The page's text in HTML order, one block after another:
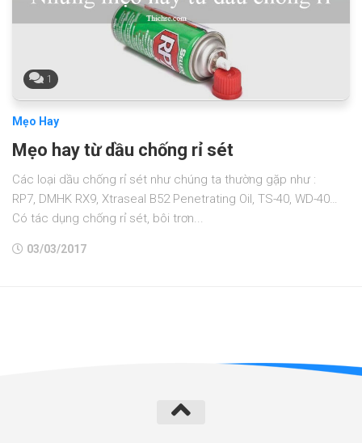
1
Mẹo Hay
Mẹo hay từ dầu chống rỉ sét
Các loại dầu chống rỉ sét như chúng ta thường gặp như :
RP7, DMHK RX9, Xtraseal B52 Penetrating Oil, TS-40, WD-40…
Có tác dụng chống rỉ sét, bôi trơn...
03/03/2017